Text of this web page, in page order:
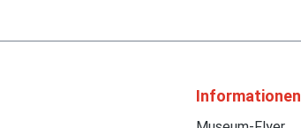
Informationen